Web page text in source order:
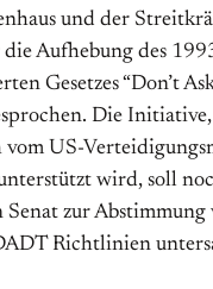
und der
die Aufhebung des
Gesetzes “Don’t
Die
vom US-
wird, soll
Senat zur Abstimmung
Richtlinien